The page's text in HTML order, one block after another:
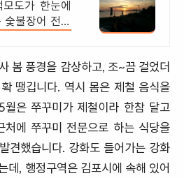
도가 한눈에
불장어 전문
봄 풍경을 감상하고, 조~끔 걸었더
땡깁니다. 역시 몸은 제철 음식을
은 쭈꾸미가 제철이라 한참 달고
처에 쭈꾸미 전문으로 하는 식당을
견했습니다. 강화도 들어가는 강화
데, 행정구역은 김포시에 속해 있어